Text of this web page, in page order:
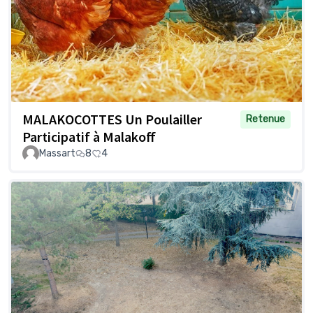
MALAKOCOTTES Un Poulailler
Participatif à Malakoff
Retenue
Massart 8 4